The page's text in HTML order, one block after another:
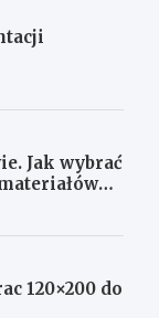
Jak wybrać
120×200 do